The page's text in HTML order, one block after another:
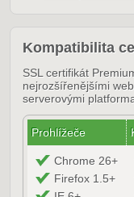
Kompatibilita
SSL certifikát
nejrozšířenějšími
serverovými
Prohlížeče
Chrome 26+
Firefox 1.5+